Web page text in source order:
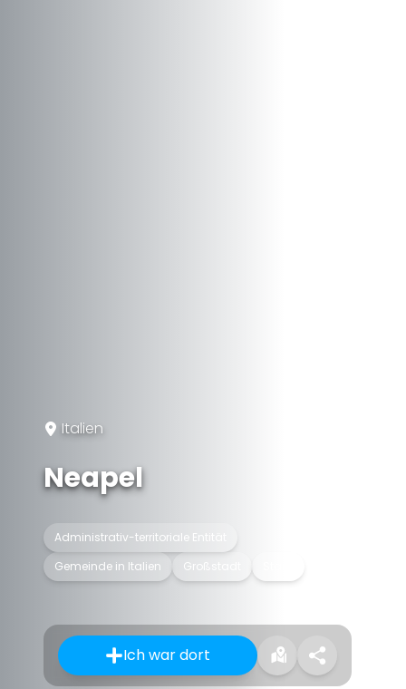
Italien
Neapel
Administrativ-territoriale Entität
Gemeinde in Italien
Großstadt
Ich war dort